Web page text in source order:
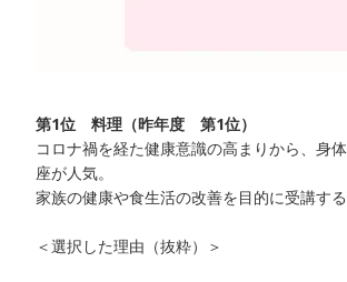
第1位 料理（昨年度 第1位）
コロナ禍を経た健康意識の高まりから、身
座が人気。
家族の健康や食生活の改善を目的に受講する
＜選択した理由（抜粋）＞